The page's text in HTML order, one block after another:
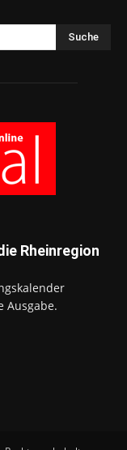
Suche
Rheinregion
Ausgabe.